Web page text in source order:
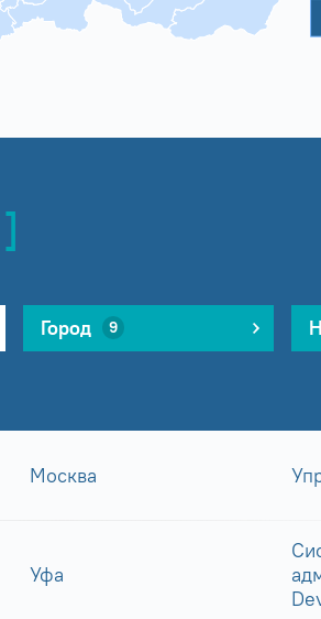
Город 9
Москва
Уфа